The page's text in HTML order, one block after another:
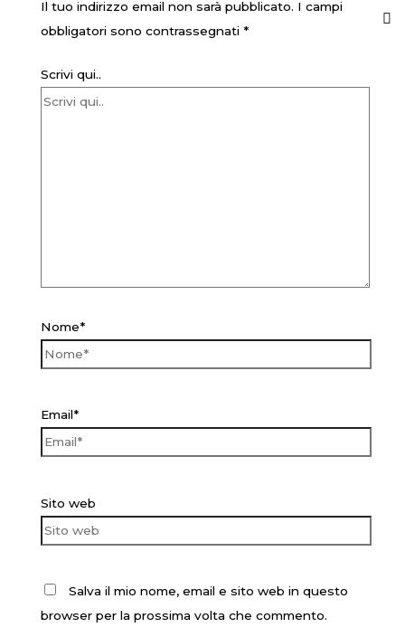
Il tuo indirizzo email non sarà pubblicato. I campi
obbligatori sono contrassegnati *
Scrivi qui..
Nome*
Email*
Sito web
Salva il mio nome, email e sito web in questo
browser per la prossima volta che commento.